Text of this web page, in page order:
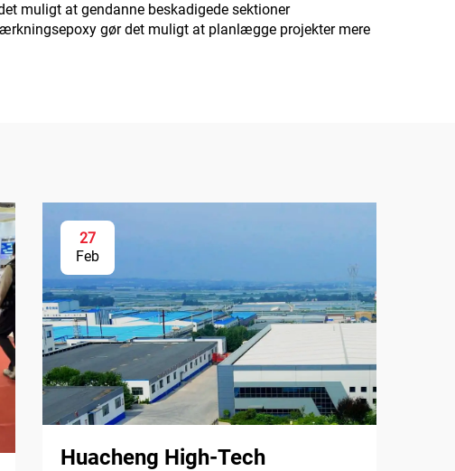
muligt at gendanne beskadigede sektioner
gør det muligt at planlægge projekter mere
27
Feb
Huacheng High-Tech